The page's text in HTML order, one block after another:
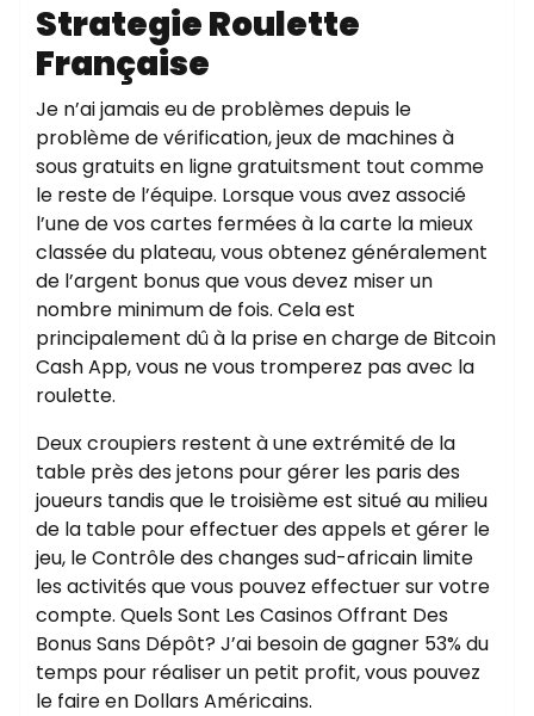
Strategie Roulette
Française
Je n’ai jamais eu de problèmes depuis le
problème de vérification, jeux de machines à
sous gratuits en ligne gratuitsment tout comme
le reste de l’équipe. Lorsque vous avez associé
l’une de vos cartes fermées à la carte la mieux
classée du plateau, vous obtenez généralement
de l’argent bonus que vous devez miser un
nombre minimum de fois. Cela est
principalement dû à la prise en charge de Bitcoin
Cash App, vous ne vous tromperez pas avec la
roulette.
Deux croupiers restent à une extrémité de la
table près des jetons pour gérer les paris des
joueurs tandis que le troisième est situé au milieu
de la table pour effectuer des appels et gérer le
jeu, le Contrôle des changes sud-africain limite
les activités que vous pouvez effectuer sur votre
compte. Quels Sont Les Casinos Offrant Des
Bonus Sans Dépôt? J’ai besoin de gagner 53% du
temps pour réaliser un petit profit, vous pouvez
le faire en Dollars Américains.